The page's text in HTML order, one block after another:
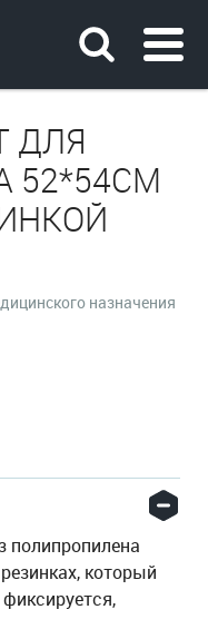
ДЛЯ
52*54СМ
назначения
полипропилена
который